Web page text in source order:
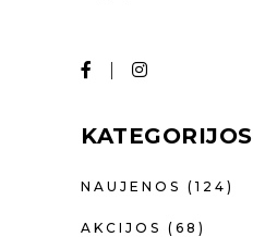
KATEGORIJOS
NAUJENOS (124)
AKCIJOS (68)